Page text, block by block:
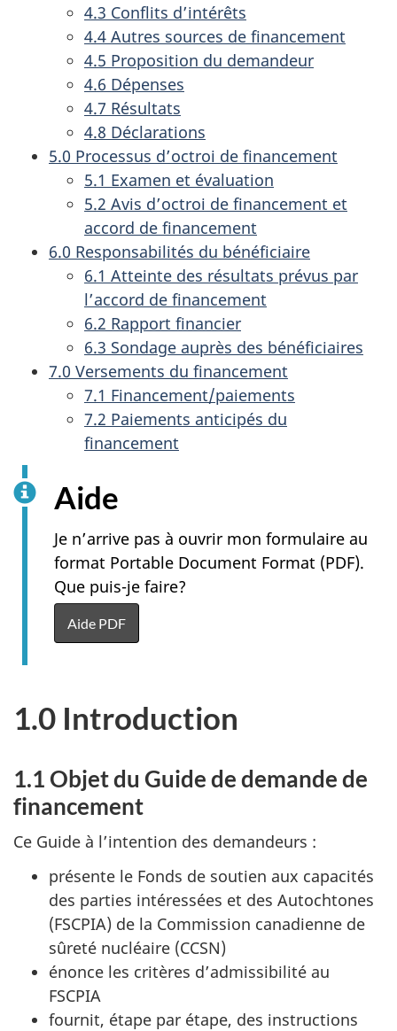
4.3 Conflits d’intérêts
4.4 Autres sources de financement
4.5 Proposition du demandeur
4.6 Dépenses
4.7 Résultats
4.8 Déclarations
5.0 Processus d’octroi de financement
5.1 Examen et évaluation
5.2 Avis d’octroi de financement et
accord de financement
6.0 Responsabilités du bénéficiaire
6.1 Atteinte des résultats prévus par
l’accord de financement
6.2 Rapport financier
6.3 Sondage auprès des bénéficiaires
7.0 Versements du financement
7.1 Financement/paiements
7.2 Paiements anticipés du
financement
Aide
Je n’arrive pas à ouvrir mon formulaire au
format Portable Document Format (PDF).
Que puis-je faire?
Aide PDF
1.0 Introduction
1.1 Objet du Guide de demande de
financement
Ce Guide à l’intention des demandeurs :
présente le Fonds de soutien aux capacités
des parties intéressées et des Autochtones
(FSCPIA) de la Commission canadienne de
sûreté nucléaire (CCSN)
énonce les critères d’admissibilité au
FSCPIA
fournit, étape par étape, des instructions